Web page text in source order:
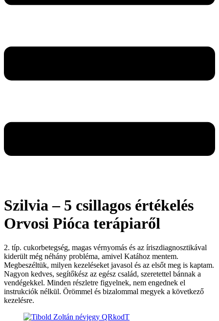
Szilvia – 5 csillagos értékelés
Orvosi Pióca terápiaről
2. típ. cukorbetegség, magas vérnyomás és az íriszdiagnosztikával
kiderült még néhány probléma, amivel Katához mentem.
Megbeszéltük, milyen kezeléseket javasol és az elsőt meg is kaptam.
Nagyon kedves, segítőkész az egész család, szeretettel bánnak a
vendégekkel. Minden részletre figyelnek, nem engednek el
instrukciók nélkül. Örömmel és bizalommal megyek a következő
kezelésre.